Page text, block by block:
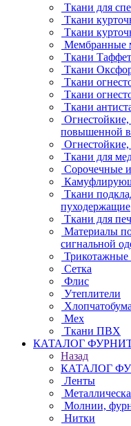
Ткани для
Ткани
Ткани
Мембранные
Ткани
Ткани
Ткани
Ткани
Ткани
Огнестойкие,
повышенной
Огнестойкие,
Ткани для
Сорочечные
Ткани
пуходержащие
Ткани для
Материалы
сигнальной
Трикотажные
Сетка
Флис
Утеплители
Мех
Ткани ПВХ
КАТАЛОГ
Назад
КАТАЛОГ
Ленты
Молнии,
Нитки